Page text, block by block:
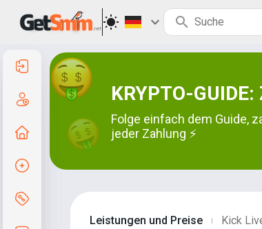
Anmelden
Registrierung
Zur Startseite
Auftrag erstellen
KRYPTO-
Folge einfach dem Guide,
jeder Zahlung ⚡
Leistungen und Preise Kick